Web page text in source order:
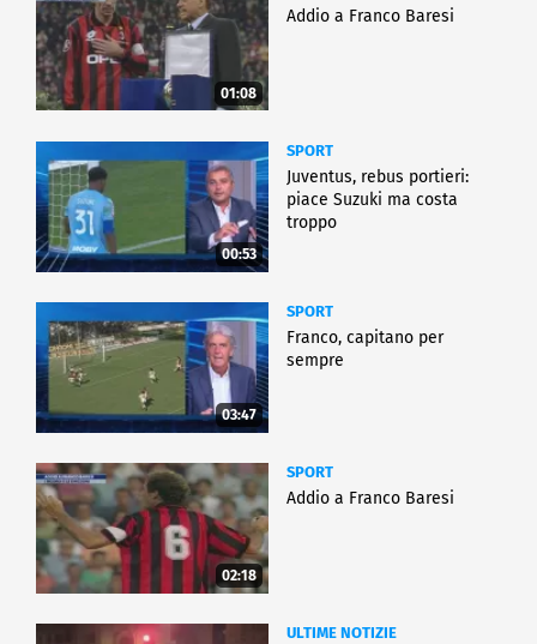
01:08
Addio a Franco Baresi
00:53
SPORT
Juventus, rebus portieri:
piace Suzuki ma costa
troppo
03:47
SPORT
Franco, capitano per
sempre
02:18
SPORT
Addio a Franco Baresi
ULTIME NOTIZIE